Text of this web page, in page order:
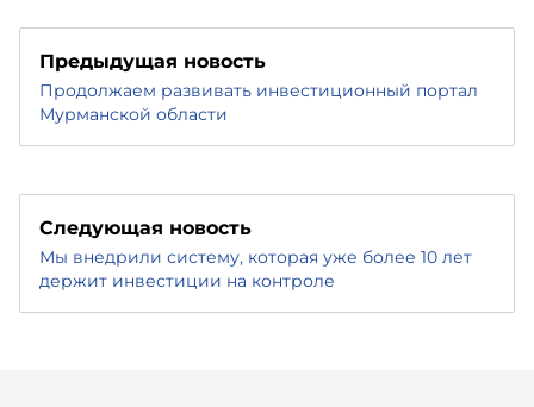
Предыдущая новость
Продолжаем развивать инвестиционный портал
Мурманской области
Следующая новость
Мы внедрили систему, которая уже более 10 лет
держит инвестиции на контроле